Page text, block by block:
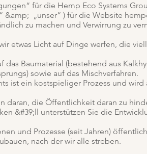
für die Hemp Eco Systems
&amp; „unser“ ) für die Website
zu machen und Verwirrung zu
etwas Licht auf Dinge werfen, die
das Baumaterial (bestehend aus
sowie auf das Mischverfahren.
ist ein kostspieliger Prozess und
die Öffentlichkeit daran zu
&#39;ll unterstützen Sie die
und Prozesse (seit Jahren)
nach der wir alle streben.